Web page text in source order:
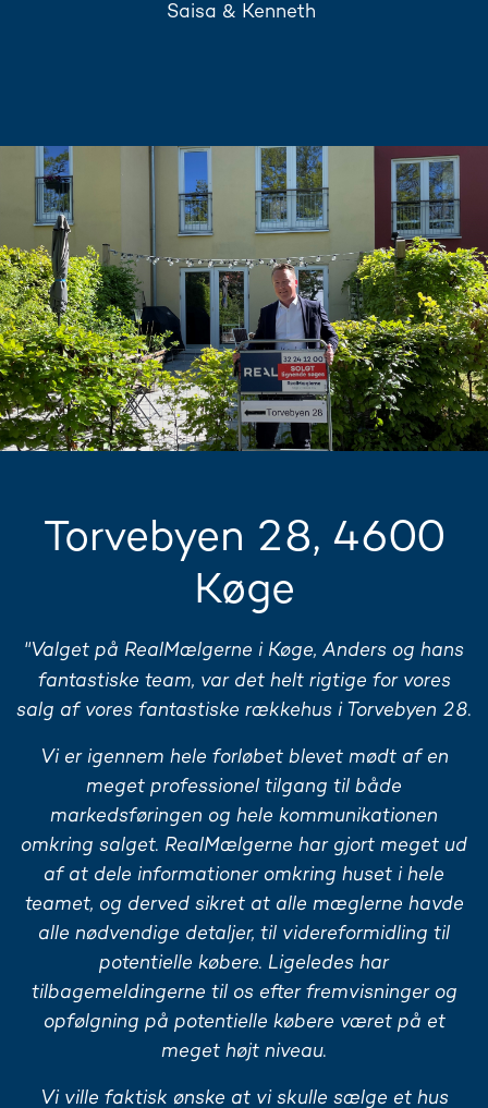
Saisa & Kenneth
Torvebyen 28, 4600
Køge
"Valget på RealMælgerne i Køge, Anders og hans
fantastiske team, var det helt rigtige for vores
salg af vores fantastiske rækkehus i Torvebyen 28.
Vi er igennem hele forløbet blevet mødt af en
meget professionel tilgang til både
markedsføringen og hele kommunikationen
omkring salget. RealMælgerne har gjort meget ud
af at dele informationer omkring huset i hele
teamet, og derved sikret at alle mæglerne havde
alle nødvendige detaljer, til videreformidling til
potentielle købere. Ligeledes har
tilbagemeldingerne til os efter fremvisninger og
opfølgning på potentielle købere været på et
meget højt niveau.
Vi ville faktisk ønske at vi skulle sælge et hus